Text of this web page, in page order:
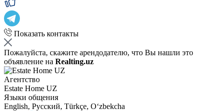
Показать контакты
Пожалуйста, скажите арендодателю, что Вы нашли это
объявление на Realting.uz
Агентство
Estate Home UZ
Языки общения
English, Русский, Türkçe, Oʻzbekcha